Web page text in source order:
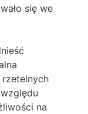
się we
na